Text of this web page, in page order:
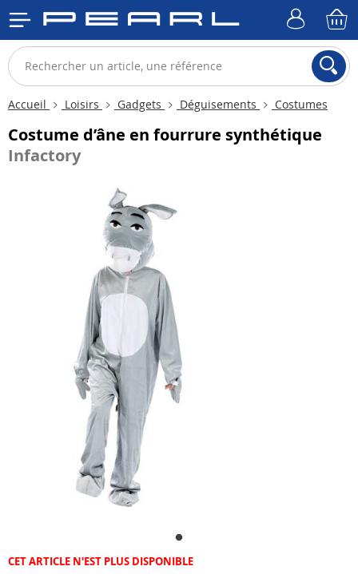
Accueil Loisirs Gadgets Déguisements Costumes
Costume d’âne en fourrure synthétique
Infactory
CET ARTICLE N'EST PLUS DISPONIBLE